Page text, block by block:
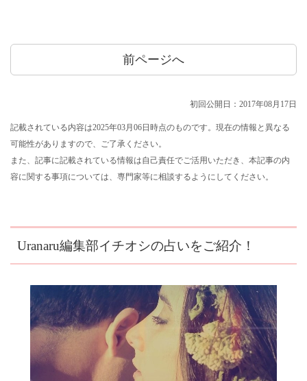
前ページへ
初回公開日：2017年08月17日
記載されている内容は2025年03月06日時点のものです。現在の情報と異なる
可能性がありますので、ご了承ください。
また、記事に記載されている情報は自己責任でご活用いただき、本記事の内
容に関する事項については、専門家等に相談するようにしてください。
Uranaru編集部イチオシの占いをご紹介！